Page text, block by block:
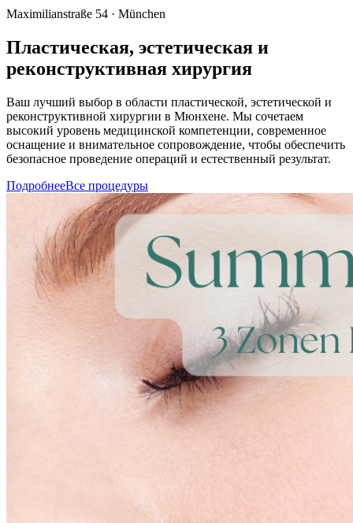
Maximilianstraße 54 · München
Пластическая, эстетическая и
реконструктивная хирургия
Ваш лучший выбор в области пластической, эстетической и
реконструктивной хирургии в Мюнхене. Мы сочетаем
высокий уровень медицинской компетенции, современное
оснащение и внимательное сопровождение, чтобы обеспечить
безопасное проведение операций и естественный результат.
ПодробнееВсе процедуры